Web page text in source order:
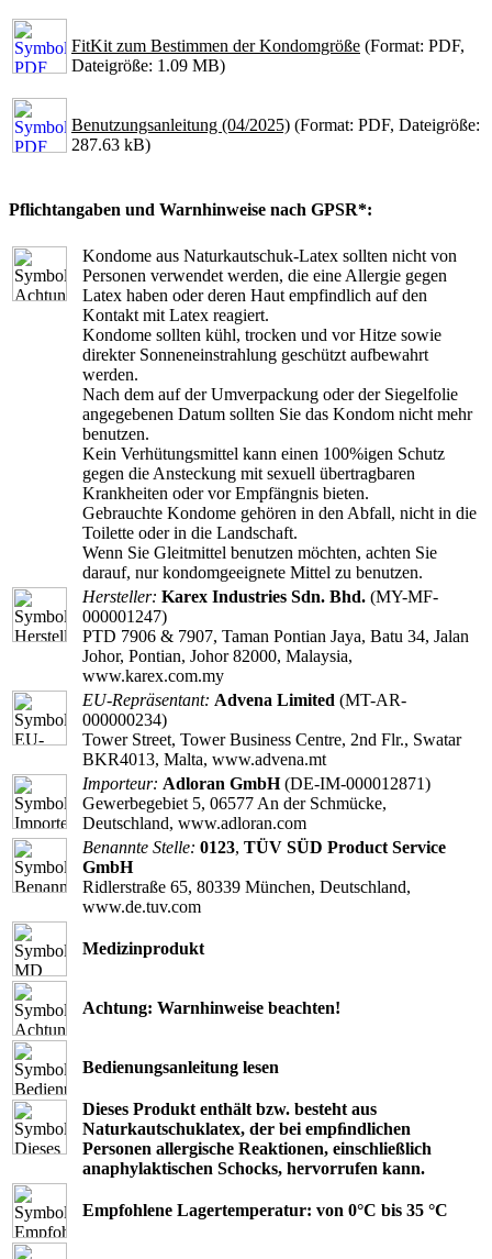
FitKit zum Bestimmen der Kondomgröße (Format: PDF,
Dateigröße: 1.09 MB)
Benutzungsanleitung (04/2025) (Format: PDF, Dateigröße:
287.63 kB)
Pflichtangaben und Warnhinweise nach GPSR*:
Kondome aus Naturkautschuk-Latex sollten nicht von
Personen verwendet werden, die eine Allergie gegen
Latex haben oder deren Haut empfindlich auf den
Kontakt mit Latex reagiert.
Kondome sollten kühl, trocken und vor Hitze sowie
direkter Sonneneinstrahlung geschützt aufbewahrt
werden.
Nach dem auf der Umverpackung oder der Siegelfolie
angegebenen Datum sollten Sie das Kondom nicht mehr
benutzen.
Kein Verhütungsmittel kann einen 100%igen Schutz
gegen die Ansteckung mit sexuell übertragbaren
Krankheiten oder vor Empfängnis bieten.
Gebrauchte Kondome gehören in den Abfall, nicht in die
Toilette oder in die Landschaft.
Wenn Sie Gleitmittel benutzen möchten, achten Sie
darauf, nur kondomgeeignete Mittel zu benutzen.
Hersteller: Karex Industries Sdn. Bhd. (MY-MF-
000001247)
PTD 7906 & 7907, Taman Pontian Jaya, Batu 34, Jalan
Johor, Pontian, Johor 82000, Malaysia,
www.karex.com.my
EU-Repräsentant: Advena Limited (MT-AR-
000000234)
Tower Street, Tower Business Centre, 2nd Flr., Swatar
BKR4013, Malta, www.advena.mt
Importeur: Adloran GmbH(DE-IM-000012871)
Gewerbegebiet 5, 06577 An der Schmücke,
Deutschland, www.adloran.com
Benannte Stelle: 0123, TÜV SÜD Product Service
GmbH
Ridlerstraße 65, 80339 München, Deutschland,
www.de.tuv.com
Medizinprodukt
Achtung: Warnhinweise beachten!
Bedienungsanleitung lesen
Dieses Produkt enthält bzw. besteht aus
Naturkautschuklatex, der bei empﬁndlichen
Personen allergische Reaktionen, einschließlich
anaphylaktischen Schocks, hervorrufen kann.
Empfohlene Lagertemperatur: von 0°C bis 35 °C